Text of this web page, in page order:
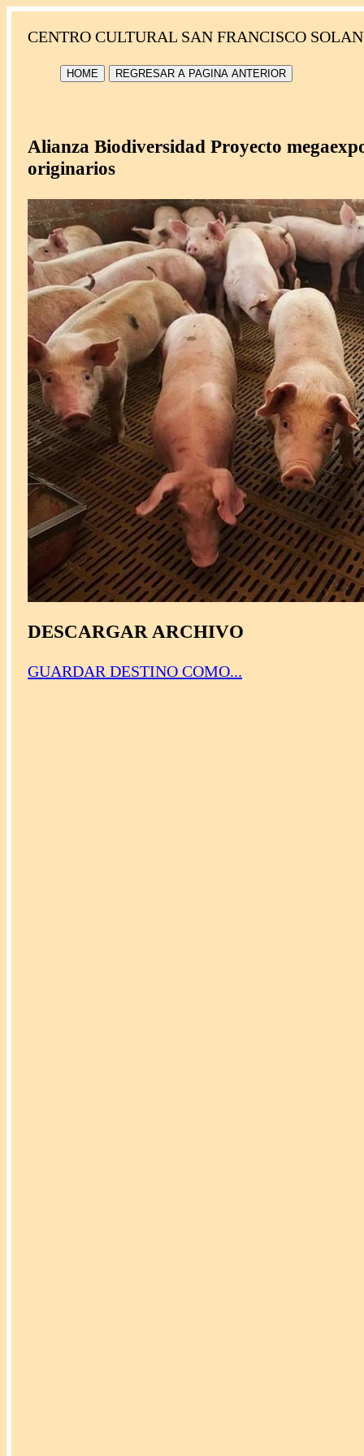
CENTRO CULTURAL SAN FRANCISCO
HOME REGRESAR A PAGINA ANTERIOR
Alianza Biodiversidad Proyecto
originarios
DESCARGAR ARCHIVO
GUARDAR DESTINO COMO...